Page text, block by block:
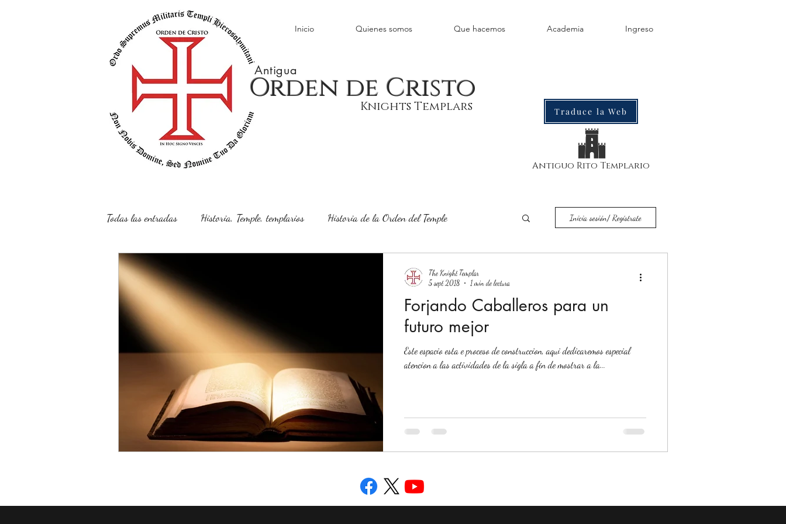
Orden de Cristo
Knights Templars
Antigua
Inicio Quienes somos Que hacemos Academia Ingreso
Antiguo Rito Templario
Traduce la Web
Todas las entradas Historia, Temple, templarios Historia de la Orden del Temple
La Orden en el Presente
Inicia sesión/ Regístrate
Forjando Caballeros para un
futuro mejor
Este espacio esta e proceso de construccion, aqui dedicaremos especial
atencion a las actividades de la sigla a fin de mostrar a la...
The Knight Templar
5 sept 2018
1 min de lectura